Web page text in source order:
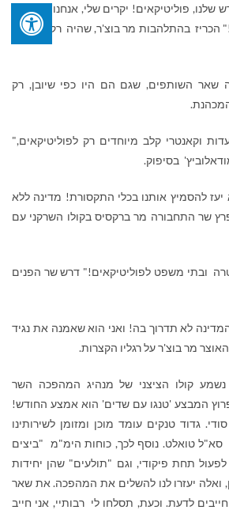
פוליטיקאים! יקרים שלי, אנחנו מזמינים
הכריז בהתלהבות מר בוצ'ר, שהיה רק במקרה
שאר השותפים, שגם הם היו כפי שיובן, רק
וקאנטרי קלב מיוחדים רק לפוליטיקאים,"
בסיפוק.
להסמיץ אותנו בכלי התקסורת! מדינה ללא
שר התחבורה מר ברקסיס בקולו השרקני עם
ובתי משפט לפוליטיקאים!" דרש שר הפנים
לא תדרוך בה! ואני הוא שאמנה את נגיד
מר בוצ'ר על רגליו הקצרות.
נשמע קולו הציצני של מנהיג המהפכה השר
המבצע 'טנגו עם שדים' הוא אמצע החודש!
גדוד טנקים עומד מוכן ומזומן לשירותינו
סא"ל טואלט. נוסף לכך, כוחות הימ"מ "ביצים
תחת פיקודי, וגם "תולעים" שהן יחידות
ואלה יעזרו לנו להשלים את המהפכה. את שאר
לדעת. וכעת, תסלחו לי רבותיי, אני חייב